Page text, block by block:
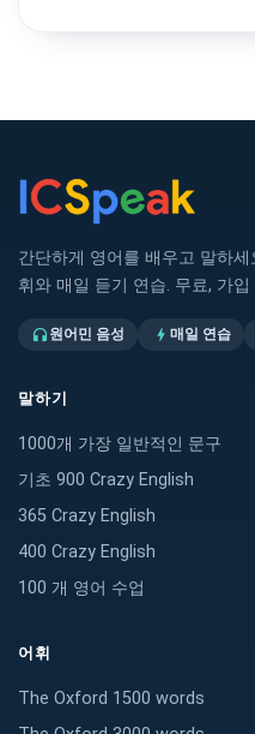
간단하게 영어를 배우고 말하
휘와 매일 듣기 연습. 무료, 가입
headphones 원어민 음성 bolt 매일 연습
말하기
1000개 가장 일반적인 문구
기초 900 Crazy English
365 Crazy English
400 Crazy English
100 개 영어 수업
어휘
The Oxford 1500 words